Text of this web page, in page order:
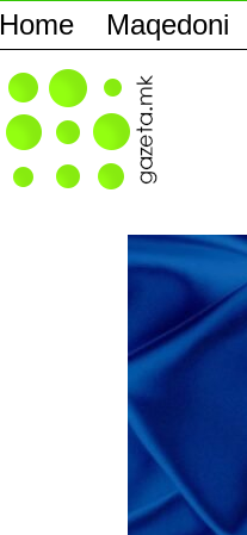
Home Maqedoni